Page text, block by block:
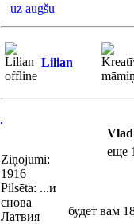
uz augšu
Lilian
Ziņojumi:
1916
Pilsēta: ...и
снова
Латвия
еще
будет вам